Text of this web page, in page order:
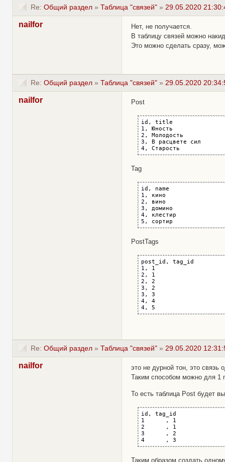
Re: Общий раздел » Таблица "связей" » 29.05.2020
nailfor
Нет, не получается.
В таблицу связей можно
Это можно сделать сразу,
Re: Общий раздел » Таблица "связей" » 29.05.2020
nailfor Post
id, title
1, Юность
2, Молодость
3, В расцвете сил
4, Старость
Tag
id, name
1, кино
2, вино
3, домино
4, клестир
5, сортир
PostTags
post_id, tag_id
1, 1
2, 1
2, 2
3, 2
3, 3
4, 4
4, 5
Re: Общий раздел » Таблица "связей" » 29.05.2020
nailfor
это не дурной тон, это связь
Таким способом можно для 1
То есть таблица Post будет
id, tag_id
1      , 1
2      , 1
3      , 2
4      , 3
Таким образом создать